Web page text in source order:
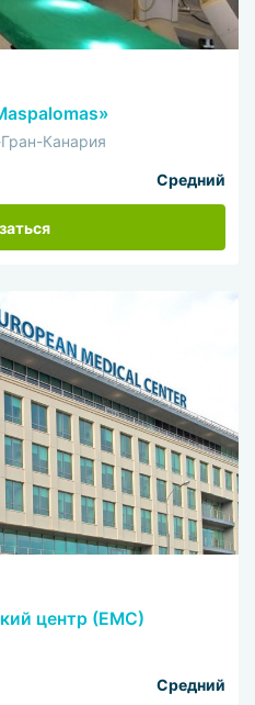
Канария
Средний
центр (ЕМС)
Средний